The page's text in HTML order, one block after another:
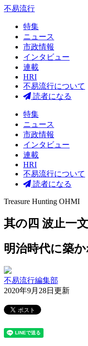
不易流行
特集
ニュース
市政情報
インタビュー
連載
HRI
不易流行について
読者になる
特集
ニュース
市政情報
インタビュー
連載
HRI
不易流行について
読者になる
Treasure Hunting OHMI
其の四 波止一
明治時代に築
不易流行編集部
2020年9月28日更新